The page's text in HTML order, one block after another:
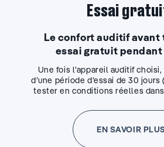
Essai
Le confort auditif avant
essai gratuit pendant
Une fois l’appareil auditif
d’une période d’essai de 30 jours
tester en conditions réelles
EN SAVOIR